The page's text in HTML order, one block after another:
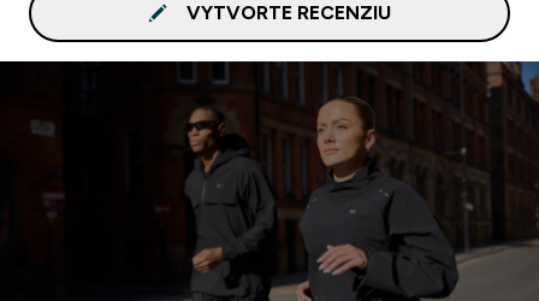
VYTVORTE RECENZIU